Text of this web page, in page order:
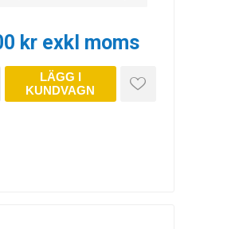
kr exkl moms
LÄGG I
KUNDVAGN